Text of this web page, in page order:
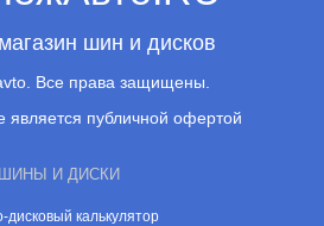
шин и дисков
Все права защищены.
является публичной офертой
ШИНЫ И ДИСКИ
дисковый калькулятор